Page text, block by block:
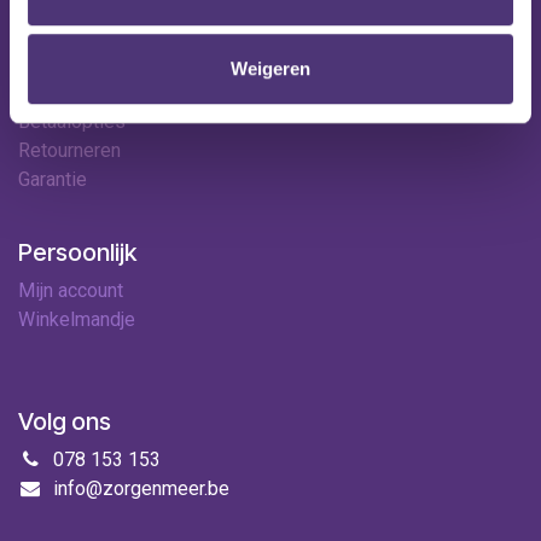
Weigeren
Hulp & contact
Betaalopties
Retourneren
Garantie
Persoonlijk
Mijn account
Winkelmandje
Volg ons
078 153 153
info@zorgenmeer.be